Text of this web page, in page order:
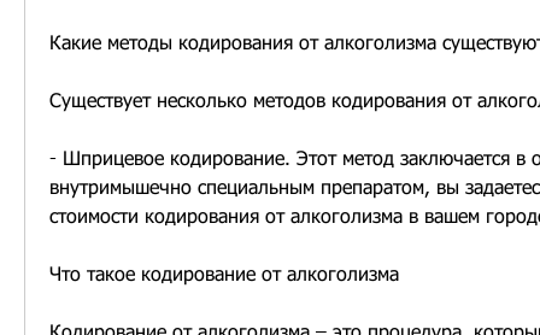
Какие методы кодирования от алкоголизма
Существует несколько методов кодирования от
- Шприцевое кодирование. Этот метод заключается в
внутримышечно специальным препаратом, вы
стоимости кодирования от алкоголизма в вашем
Что такое кодирование от алкоголизма